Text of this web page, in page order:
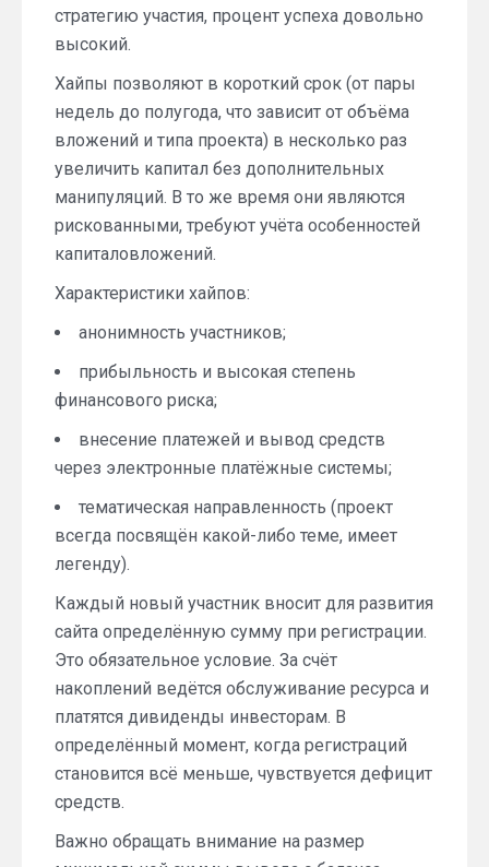
стратегию участия, процент успеха довольно
высокий.
Хайпы позволяют в короткий срок (от пары
недель до полугода, что зависит от объёма
вложений и типа проекта) в несколько раз
увеличить капитал без дополнительных
манипуляций. В то же время они являются
рискованными, требуют учёта особенностей
капиталовложений.
Характеристики хайпов:
анонимность участников;
прибыльность и высокая степень
финансового риска;
внесение платежей и вывод средств
через электронные платёжные системы;
тематическая направленность (проект
всегда посвящён какой-либо теме, имеет
легенду).
Каждый новый участник вносит для развития
сайта определённую сумму при регистрации.
Это обязательное условие. За счёт
накоплений ведётся обслуживание ресурса и
платятся дивиденды инвесторам. В
определённый момент, когда регистраций
становится всё меньше, чувствуется дефицит
средств.
Важно обращать внимание на размер